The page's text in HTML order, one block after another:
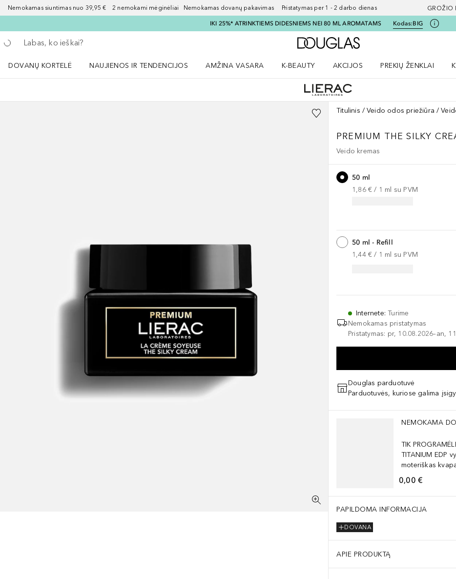
Nemokamas siuntimas nuo 39,95 € 2 nemokami mėginėliai Nemokamas dovanų pakavimas Pristatymas per 1 - 2 darbo dienas GROŽIO
IKI 25%* ATRINKTIEMS DIDESNIEMS NEI 80 ML AROMATAMS Kodas:BIG
Grįžk atgal
Vykdykite paiešką
Į Douglas pagrindinį puslapį
DOVANŲ KORTELĖ
NAUJIENOS IR TENDENCIJOS
AMŽINA VASARA
K-BEAUTY
AKCIJOS
PREKIŲ ŽENKLAI
Titulinis Veido odos priežiūra
PREMIUM THE SILKY
Veido kremas
50 ml
1,86 € / 1 ml su PVM
50 ml - Refill
1,44 € / 1 ml su PVM
Internete:Turime
Nemokamas pristatymas
Pristatymas: pr, 10.08.2026–an,
Douglas parduotuvė
Parduotuvės, kuriose galima
Praleisti slankiklį
NEMOKAMA
TIK
TITANIUM EDP
moteriškas
0,00 €
PAPILDOMA INFORMACIJA
DOVANA
APIE PRODUKTĄ